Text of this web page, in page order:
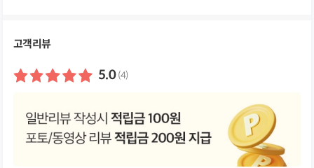
고객리뷰
5.0 (4)